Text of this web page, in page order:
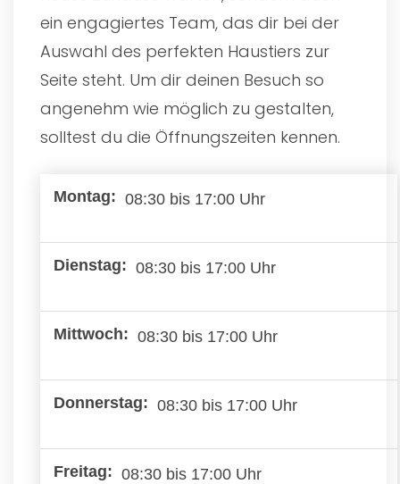
ein engagiertes Team, das dir bei der
Auswahl des perfekten Haustiers zur
Seite steht. Um dir deinen Besuch so
angenehm wie möglich zu gestalten,
solltest du die Öffnungszeiten kennen.
08:30 bis 17:00 Uhr
08:30 bis 17:00 Uhr
08:30 bis 17:00 Uhr
08:30 bis 17:00 Uhr
08:30 bis 17:00 Uhr